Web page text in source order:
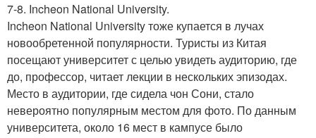
7-8. Incheon National University.
Incheon National University тоже купается в лучах
новообретенной популярности. Туристы из Китая
посещают университет с целью увидеть аудиторию, где
до, профессор, читает лекции в нескольких эпизодах.
Место в аудитории, где сидела чон Сони, стало
невероятно популярным местом для фото. По данным
университета, около 16 мест в кампусе было